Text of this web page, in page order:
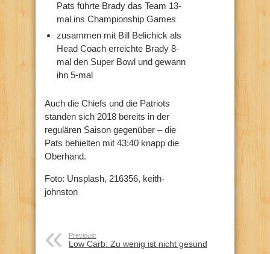
Pats führte Brady das Team 13-
mal ins Championship Games
zusammen mit Bill Belichick als
Head Coach erreichte Brady 8-
mal den Super Bowl und gewann
ihn 5-mal
Auch die Chiefs und die Patriots
standen sich 2018 bereits in der
regulären Saison gegenüber – die
Pats behielten mit 43:40 knapp die
Oberhand.
Foto: Unsplash, 216356, keith-
johnston
Previous:
Low Carb: Zu wenig ist nicht gesund